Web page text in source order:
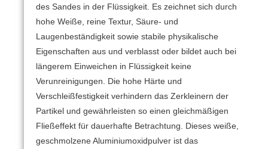
des Sandes in der Flüssigkeit. Es zeichnet sich durch
hohe Weiße, reine Textur, Säure- und
Laugenbeständigkeit sowie stabile physikalische
Eigenschaften aus und verblasst oder bildet auch bei
längerem Einweichen in Flüssigkeit keine
Verunreinigungen. Die hohe Härte und
Verschleißfestigkeit verhindern das Zerkleinern der
Partikel und gewährleisten so einen gleichmäßigen
Fließeffekt für dauerhafte Betrachtung. Dieses weiße,
geschmolzene Aluminiumoxidpulver ist das